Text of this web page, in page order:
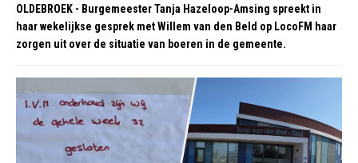
OLDEBROEK - Burgemeester Tanja Hazeloop-Amsing spreekt in
haar wekelijkse gesprek met Willem van den Beld op LocoFM haar
zorgen uit over de situatie van boeren in de gemeente.